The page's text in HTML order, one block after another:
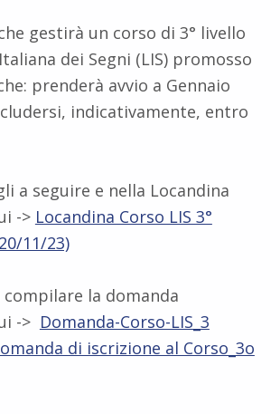
gestirà un corso di 3° livello
dei Segni (LIS) promosso
prenderà avvio a Gennaio
indicativamente, entro
a seguire e nella Locandina
-> Locandina Corso LIS 3°
11/23)
compilare la domanda
-> Domanda-Corso-LIS_3
di iscrizione al Corso_3o